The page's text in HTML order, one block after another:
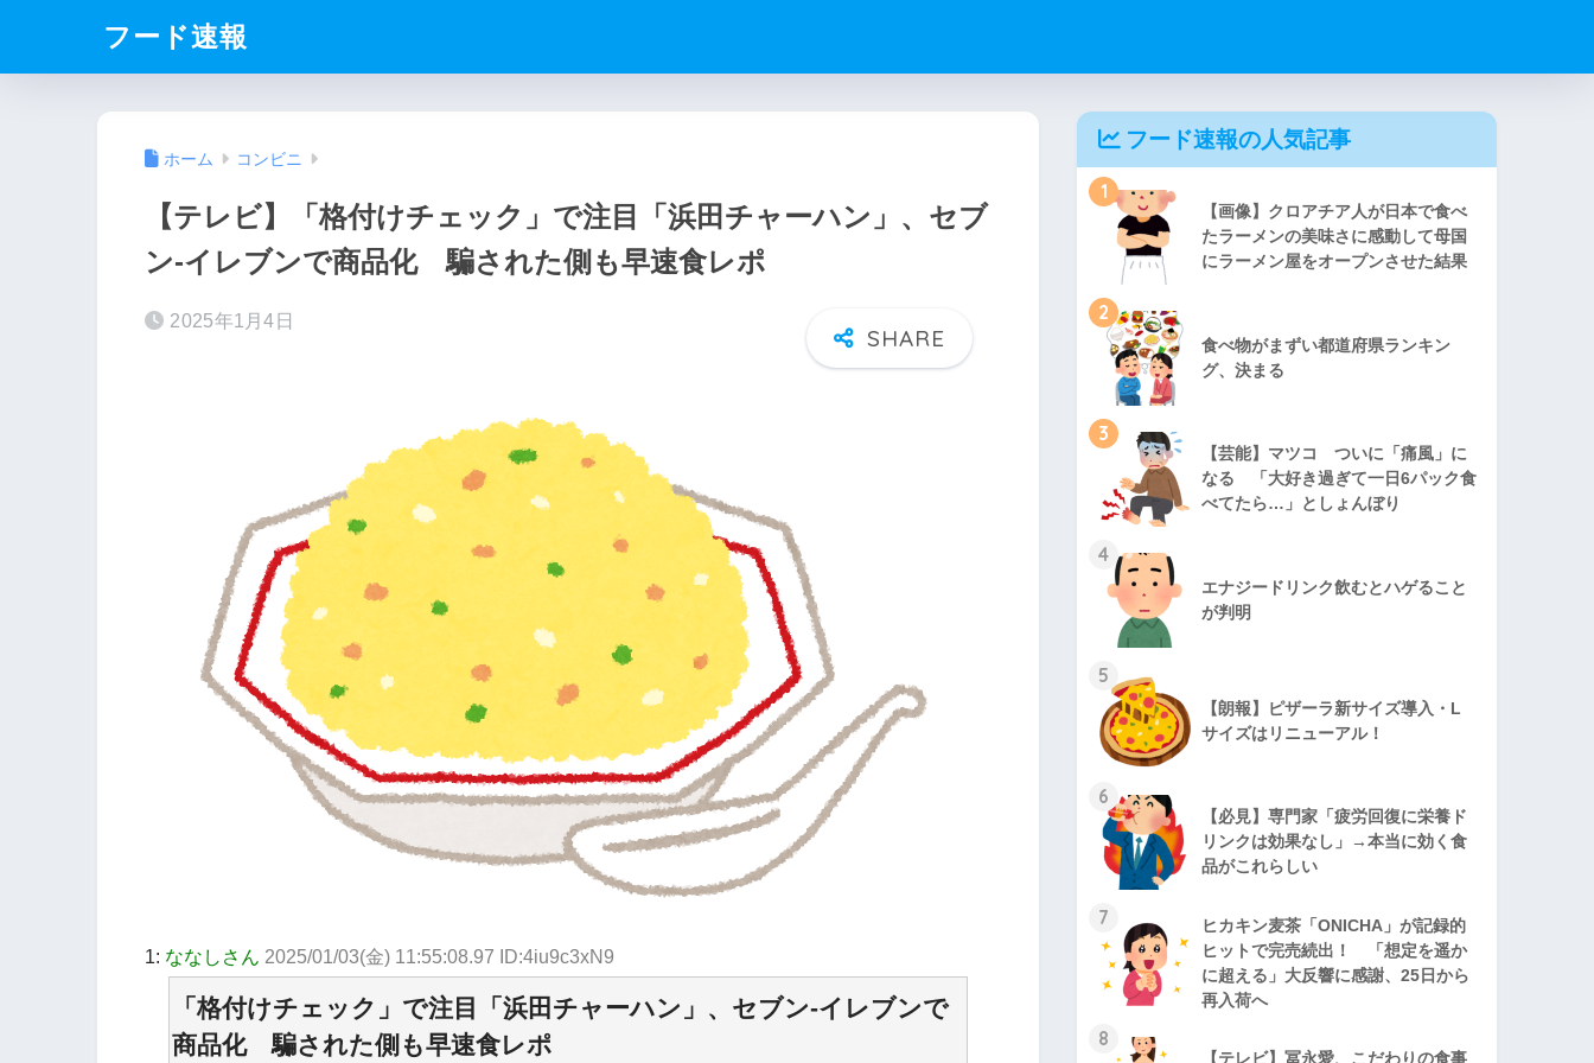
フード速報
ホーム コンビニ
【テレビ】「格付けチェック」で注目「浜田チャーハン」、セブ
ン-イレブンで商品化 騙された側も早速食レポ
2025年1月4日
1: ななしさん 2025/01/03(金) 11:55:08.97 ID:4iu9c3xN9
「格付けチェック」で注目「浜田チャーハン」、セブン-イレブンで
商品化 騙された側も早速食レポ
フード速報の人気記事
1
【画像】クロアチア人が日本で食べ
たラーメンの美味さに感動して母国
にラーメン屋をオープンさせた結果
2
食べ物がまずい都道府県ランキン
グ、決まる
3
【芸能】マツコ ついに「痛風」に
なる 「大好き過ぎて一日6パック食
べてたら…」としょんぼり
4
エナジードリンク飲むとハゲること
が判明
5
【朗報】ピザーラ新サイズ導入・L
サイズはリニューアル！
6
【必見】専門家「疲労回復に栄養ド
リンクは効果なし」→本当に効く食
品がこれらしい
7
ヒカキン麦茶「ONICHA」が記録的
ヒットで完売続出！ 「想定を遥か
に超える」大反響に感謝、25日から
再入荷へ
8
【テレビ】冨永愛、こだわりの食事